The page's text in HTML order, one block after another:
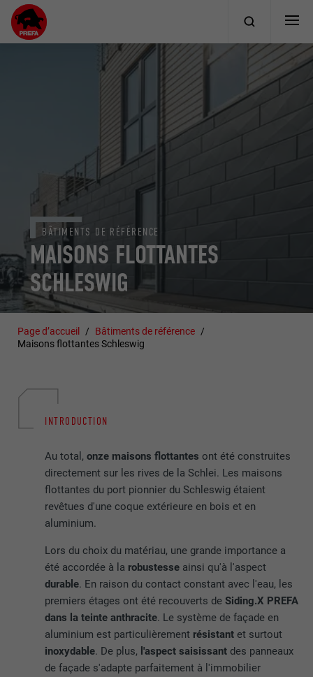
MAISONS FLOTTANTES
SCHLESWIG
BÂTIMENTS DE RÉFÉRENCE
Page d’accueil
Bâtiments de référence
Maisons flottantes Schleswig
INTRODUCTION
Au total,onze maisons flottantes ont été construites
directement sur les rives de la Schlei. Les maisons
flottantes du port pionnier du Schleswig étaient
revêtues d'une coque extérieure en bois et en
aluminium.
Lors du choix du matériau, une grande importance a
été accordée à la robustesse ainsi qu'à l'aspect
durable. En raison du contact constant avec l'eau, les
premiers étages ont été recouverts deSiding.X PREFA
dans la teinte anthracite. Le système de façade en
aluminium est particulièrement résistant et surtout
inoxydable. De plus, l'aspect saisissant des panneaux
de façade s'adapte parfaitement à l'immobilier